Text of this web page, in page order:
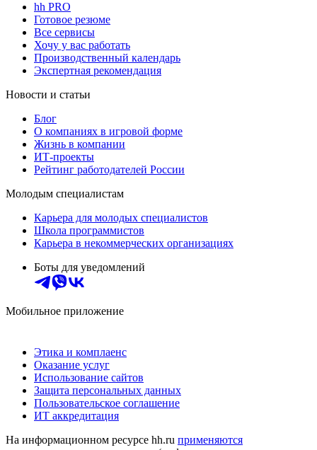
hh PRO
Готовое резюме
Все сервисы
Хочу у вас работать
Производственный календарь
Экспертная рекомендация
Новости и статьи
Блог
О компаниях в игровой форме
Жизнь в компании
ИТ-проекты
Рейтинг работодателей России
Молодым специалистам
Карьера для молодых специалистов
Школа программистов
Карьера в некоммерческих организациях
Боты для уведомлений
Мобильное приложение
Этика и комплаенс
Оказание услуг
Использование сайтов
Защита персональных данных
Пользовательское соглашение
ИТ аккредитация
На информационном ресурсе hh.ru применяются